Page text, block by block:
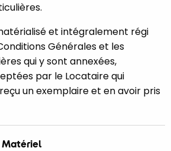
et intégralement régi
Générales et les
qui y sont annexées,
par le Locataire qui
un exemplaire et en avoir pris
Matériel